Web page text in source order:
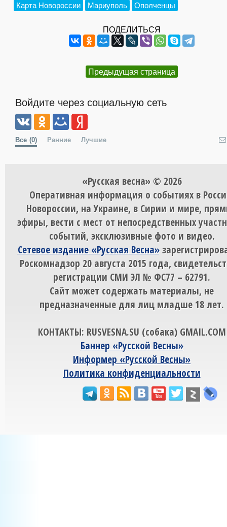
Карта Новороссии
Мариуполь Ополченцы
ПОДЕЛИТЬСЯ
Предыдущая страница
Войдите через социальную сеть
Все (0) Ранние Лучшие
«Русская весна» © 2026
Оперативная информация о событиях в
Новороссии, на Украине, в Сирии и мире,
эфиры, вести с мест от непосредственных
событий, эксклюзивные фото и видео.
Сетевое издание «Русская Весна»
Роскомнадзор 20 августа 2015 года,
регистрации СМИ ЭЛ № ФС77 – 62791.
Сайт может содержать материалы, не
предназначенные для лиц младше 18 лет.
КОНТАКТЫ: RUSVESNA.SU (собака) GMAIL.COM
Баннер «Русской Весны»
Информер «Русской Весны»
Политика конфиденциальности